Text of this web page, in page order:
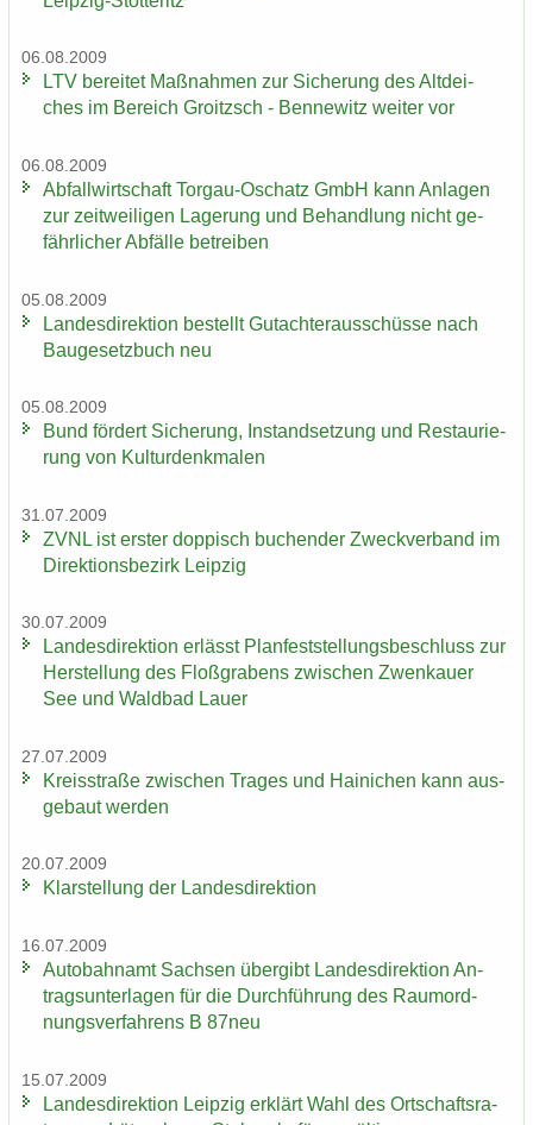
06.08.2009
LTV be­rei­tet Maß­nah­men zur Si­che­rung des Alt­dei­
ches im Be­reich Groitzsch - Ben­ne­witz wei­ter vor
06.08.2009
Ab­fall­wirt­schaft Torgau-​Oschatz GmbH kann An­la­gen
zur zeit­wei­li­gen La­ge­rung und Be­hand­lung nicht ge­
fähr­li­cher Ab­fäl­le be­trei­ben
05.08.2009
Lan­des­di­rek­ti­on be­stellt Gut­ach­ter­aus­schüs­se nach
Bau­ge­setz­buch neu
05.08.2009
Bund för­dert Si­che­rung, In­stand­set­zung und Re­stau­rie­
rung von Kul­tur­denk­ma­len
31.07.2009
ZVNL ist ers­ter dop­pisch bu­chen­der Zweck­ver­band im
Di­rek­ti­ons­be­zirk Leip­zig
30.07.2009
Lan­des­di­rek­ti­on er­lässt Plan­fest­stel­lungs­be­schluss zur
Her­stel­lung des Floß­gra­bens zwi­schen Zwenkau­er
See und Wald­bad Lauer
27.07.2009
Kreis­stra­ße zwi­schen Tra­ges und Hai­ni­chen kann aus­
ge­baut wer­den
20.07.2009
Klar­stel­lung der Lan­des­di­rek­ti­on
16.07.2009
Au­to­bahn­amt Sach­sen über­gibt Lan­des­di­rek­ti­on An­
trags­un­ter­la­gen für die Durch­füh­rung des Raum­ord­
nungs­ver­fah­rens B 87neu
15.07.2009
Lan­des­di­rek­ti­on Leip­zig er­klärt Wahl des Ort­schafts­ra­